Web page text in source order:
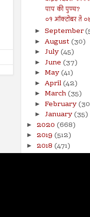
आपत्तीग्रस्त शेतकऱ्यांच्या
खंबीरपणे उभे राहावे...!
8/9/2024
पाप की पुण्य?
०१ ऑक्टोबर ते
► September
► August(30)
► July(45)
► June (37)
► May(41)
► April(42)
► March(35)
► February
► January(35)
► 2020 (668)
► 2019 (512)
► 2018 (471)
►2017(141)